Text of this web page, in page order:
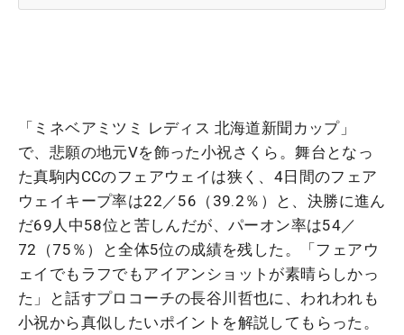
「 ミネベアミツミ レディス 北海道新聞カップ」
で、悲願の地元Vを飾った小祝さくら。舞台となっ
た真駒内CCのフェアウェイは狭く、4日間のフェア
ウェイキープ率は22／56（39.2％）と、決勝に進ん
だ69人中58位と苦しんだが、パーオン率は54／
72（75％）と全体5位の成績を残した。「フェアウ
ェイでもラフでもアイアンショットが素晴らしかっ
た」と話すプロコーチの長谷川哲也に、われわれも
小祝から真似したいポイントを解説してもらった。